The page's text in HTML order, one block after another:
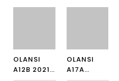
Olansi A4 Pro Masaüstü
Ve 220V Hava
Temizleyici Çin Fabrikası